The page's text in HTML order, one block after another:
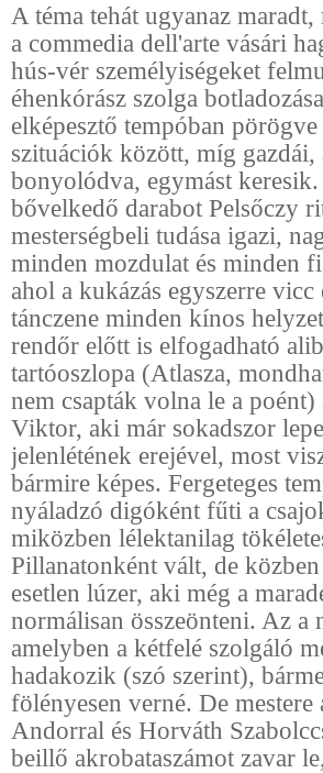
A téma tehát ugyanaz
a commedia dell'arte vásári
hús-vér személyiségeket
éhenkórász szolga
elképesztő tempóban
szituációk között, míg gazdái,
bonyolódva, egymást
bővelkedő darabot Pelsőczy
mesterségbeli tudása igazi,
minden mozdulat és minden
ahol a kukázás egyszerre
tánczene minden kínos
rendőr előtt is elfogadható
tartóoszlopa (Atlasza,
nem csapták volna le a
Viktor, aki már sokadszor
jelenlétének erejével, most
bármire képes. Fergeteges
nyáladzó digóként fűti a
miközben lélektanilag
Pillanatonként vált, de
esetlen lúzer, aki még a
normálisan összeönteni. Az a
amelyben a kétfelé szolgáló
hadakozik (szó szerint),
fölényesen verné. De
Andorral és Horváth
beillő akrobataszámot zavar